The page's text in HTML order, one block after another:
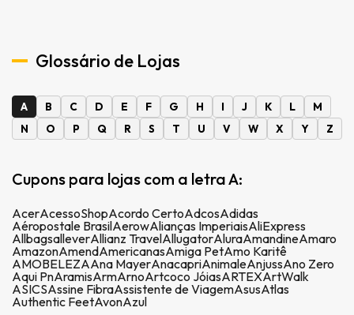
Glossário de Lojas
A B C D E F G H I J K L
M
N
O P Q R S T U V W X Y Z
Cupons para lojas com a letra A:
AcerAcessoShopAcordo CertoAdcosAdidas
Aéropostale BrasilAerowAlianças ImperiaisAliExpress
AllbagsalleverAllianz TravelAllugatorAluraAmandineAmaro
AmazonAmendAmericanasAmiga PetAmo Karitê
AMOBELEZAAna MayerAnacapriAnimaleAnjussAno Zero
Aqui PnAramisArmArnoArtcoco JóiasARTEXArtWalk
ASICSAssine FibraAssistente de ViagemAsusAtlas
Authentic FeetAvonAzul